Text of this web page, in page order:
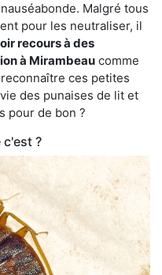
Malgré tous
pour les neutraliser, il
recours à des
à Mirambeau comme
ces petites
des punaises de lit et
pour de bon ?
c'est ?